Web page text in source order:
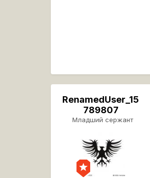
RenamedUser_15
789807
Младший сержант